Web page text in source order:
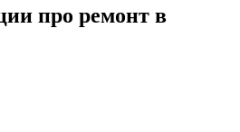
про ремонт в